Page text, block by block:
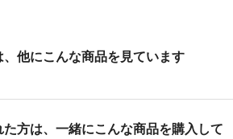
、他にこんな商品を見ています
方は、一緒にこんな商品を購入して